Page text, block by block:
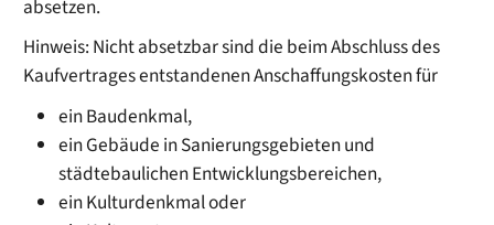
absetzen.
Hinweis: Nicht absetzbar sind die beim Abschluss des
Kaufvertrages entstandenen Anschaffungskosten für
ein Baudenkmal,
ein Gebäude in Sanierungsgebieten und
städtebaulichen Entwicklungsbereichen,
ein Kulturdenkmal oder